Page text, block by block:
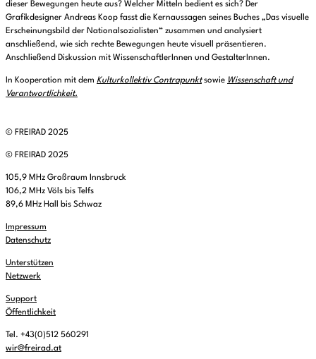
dieser Bewegungen heute aus? Welcher Mitteln bedient es sich? Der
Grafikdesigner Andreas Koop fasst die Kernaussagen seines Buches „Das visuelle
Erscheinungsbild der Nationalsozialisten“ zusammen und analysiert
anschließend, wie sich rechte Bewegungen heute visuell präsentieren.
Anschließend Diskussion mit WissenschaftlerInnen und GestalterInnen.
In Kooperation mit dem Kulturkollektiv Contrapunktsowie Wissenschaft und
Verantwortlichkeit.
© FREIRAD 2025
© FREIRAD 2025
105,9 MHz Großraum Innsbruck
106,2 MHz Völs bis Telfs
89,6 MHz Hall bis Schwaz
Impressum
Datenschutz
Unterstützen
Netzwerk
Support
Öffentlichkeit
Tel. +43(0)512 560291
wir@freirad.at